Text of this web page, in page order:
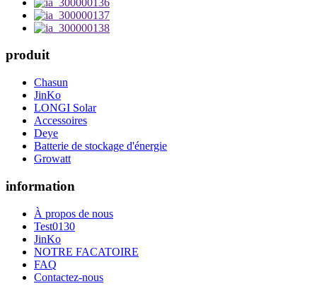
produit
Chasun
JinKo
LONGI Solar
Accessoires
Deye
Batterie de stockage d'énergie
Growatt
information
À propos de nous
Test0130
JinKo
NOTRE FACATOIRE
FAQ
Contactez-nous